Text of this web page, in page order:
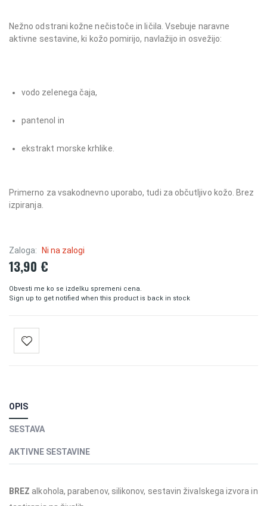
Nežno odstrani kožne nečistoče in ličila. Vsebuje naravne
aktivne sestavine, ki kožo pomirijo, navlažijo in osvežijo:
vodo zelenega čaja,
pantenol in
ekstrakt morske krhlike.
Primerno za vsakodnevno uporabo, tudi za občutljivo kožo. Brez
izpiranja.
Zaloga: Ni na zalogi
13,90 €
Obvesti me ko se izdelku spremeni cena.
Sign up to get notified when this product is back in stock
OPIS
SESTAVA
AKTIVNE SESTAVINE
BREZ alkohola, parabenov, silikonov, sestavin živalskega izvora in